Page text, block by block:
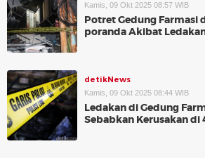
Kamis, 09 Okt 2025 08:57 WIB
Potret Gedung Farmasi
poranda Akibat
detikNews
Kamis, 09 Okt 2025 08:44 WIB
Ledakan di Gedung
Sebabkan Kerusakan di